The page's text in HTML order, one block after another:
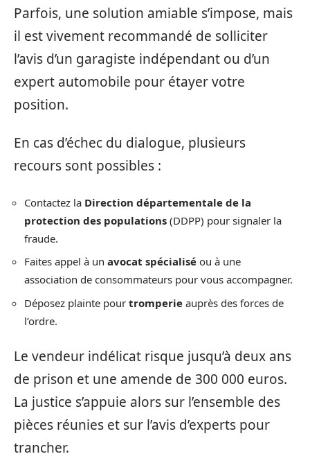
Parfois, une solution amiable s’impose, mais
il est vivement recommandé de solliciter
l’avis d’un garagiste indépendant ou d’un
expert automobile pour étayer votre
position.
En cas d’échec du dialogue, plusieurs
recours sont possibles :
Contactez la Direction départementale de la
protection des populations (DDPP) pour signaler la
fraude.
Faites appel à un avocat spécialisé ou à une
association de consommateurs pour vous accompagner.
Déposez plainte pour tromperie auprès des forces de
l’ordre.
Le vendeur indélicat risque jusqu’à deux ans
de prison et une amende de 300 000 euros.
La justice s’appuie alors sur l’ensemble des
pièces réunies et sur l’avis d’experts pour
trancher.